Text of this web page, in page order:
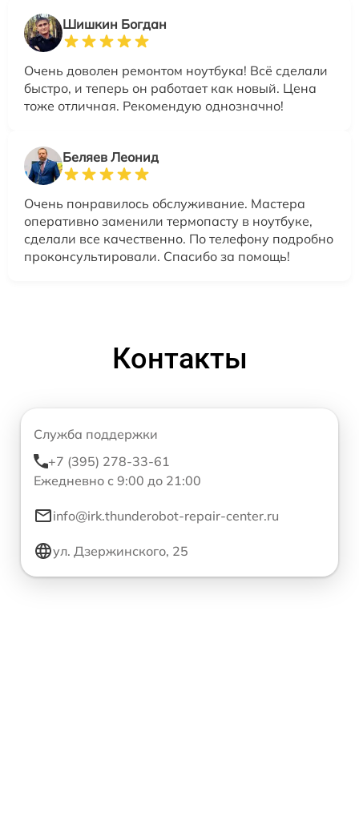
Шишкин Богдан
Очень доволен ремонтом ноутбука! Всё сделали
быстро, и теперь он работает как новый. Цена
тоже отличная. Рекомендую однозначно!
Беляев Леонид
Очень понравилось обслуживание. Мастера
оперативно заменили термопасту в ноутбуке,
сделали все качественно. По телефону подробно
проконсультировали. Спасибо за помощь!
Контакты
Служба поддержки
+7 (395) 278-33-61
Ежедневно с 9:00 до 21:00
info@irk.thunderobot-repair-center.ru
ул. Дзержинского, 25